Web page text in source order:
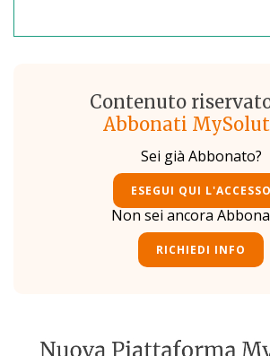
Contenuto
Abbonati
Sei già Abbonato?
ESEGUI QUI L'ACCESSO
Non sei ancora
RICHIEDI INFO